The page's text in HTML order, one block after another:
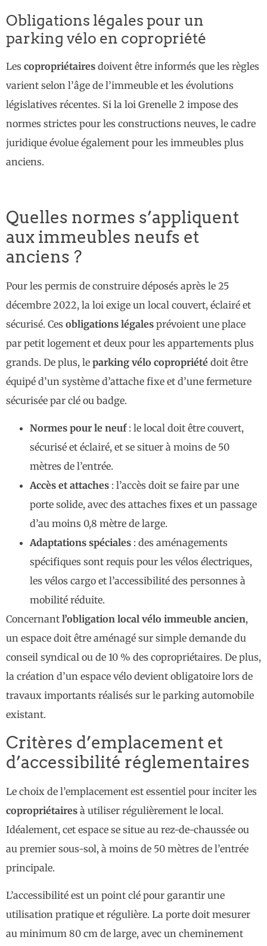
Obligations légales pour un
parking vélo en copropriété
Les copropriétaires doivent être informés que les règles
varient selon l’âge de l’immeuble et les évolutions
législatives récentes. Si la loi Grenelle 2 impose des
normes strictes pour les constructions neuves, le cadre
juridique évolue également pour les immeubles plus
anciens.
Quelles normes s’appliquent
aux immeubles neufs et
anciens ?
Pour les permis de construire déposés après le 25
décembre 2022, la loi exige un local couvert, éclairé et
sécurisé. Ces obligations légales prévoient une place
par petit logement et deux pour les appartements plus
grands. De plus, le parking vélo copropriété doit être
équipé d’un système d’attache fixe et d’une fermeture
sécurisée par clé ou badge.
Normes pour le neuf: le local doit être couvert,
sécurisé et éclairé, et se situer à moins de 50
mètres de l’entrée.
Accès et attaches : l’accès doit se faire par une
porte solide, avec des attaches fixes et un passage
d’au moins 0,8 mètre de large.
Adaptations spéciales : des aménagements
spécifiques sont requis pour les vélos électriques,
les vélos cargo et l’accessibilité des personnes à
mobilité réduite.
Concernant l’obligation local vélo immeuble ancien,
un espace doit être aménagé sur simple demande du
conseil syndical ou de 10 % des copropriétaires. De plus,
la création d’un espace vélo devient obligatoire lors de
travaux importants réalisés sur le parking automobile
existant.
Critères d’emplacement et
d’accessibilité réglementaires
Le choix de l’emplacement est essentiel pour inciter les
copropriétaires à utiliser régulièrement le local.
Idéalement, cet espace se situe au rez-de-chaussée ou
au premier sous-sol, à moins de 50 mètres de l’entrée
principale.
L’accessibilité est un point clé pour garantir une
utilisation pratique et régulière. La porte doit mesurer
au minimum 80 cm de large, avec un cheminement